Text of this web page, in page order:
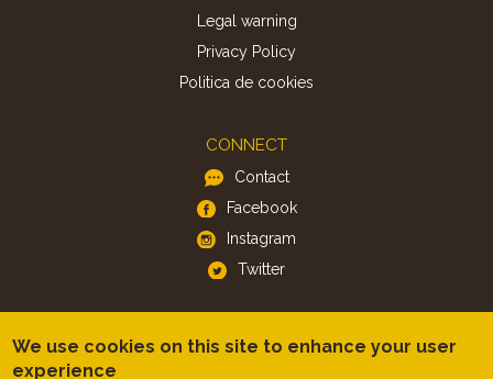
Legal warning
Privacy Policy
Politica de cookies
CONNECT
Contact
Facebook
Instagram
Twitter
We use cookies on this site to enhance your user
experience